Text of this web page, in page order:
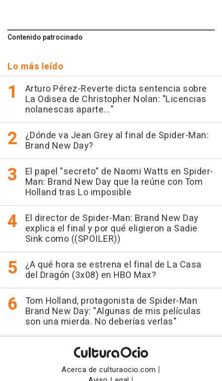
Contenido patrocinado
Lo más leído
Arturo Pérez-Reverte dicta sentencia sobre
La Odisea de Christopher Nolan: "Licencias
nolanescas aparte..."
¿Dónde va Jean Grey al final de Spider-Man:
Brand New Day?
El papel "secreto" de Naomi Watts en Spider-
Man: Brand New Day que la reúne con Tom
Holland tras Lo imposible
El director de Spider-Man: Brand New Day
explica el final y por qué eligieron a Sadie
Sink como ((SPOILER))
¿A qué hora se estrena el final de La Casa
del Dragón (3x08) en HBO Max?
Tom Holland, protagonista de Spider-Man
Brand New Day: "Algunas de mis películas
son una mierda. No deberías verlas"
Acerca de culturaocio.com |